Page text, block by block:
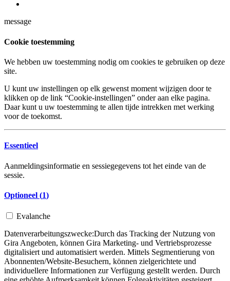
message
Cookie toestemming
We hebben uw toestemming nodig om cookies te gebruiken op deze
site.
U kunt uw instellingen op elk gewenst moment wijzigen door te
klikken op de link “Cookie-instellingen” onder aan elke pagina.
Daar kunt u uw toestemming te allen tijde intrekken met werking
voor de toekomst.
Essentieel
Aanmeldingsinformatie en sessiegegevens tot het einde van de
sessie.
Optioneel (1)
Evalanche
Datenverarbeitungszwecke:Durch das Tracking der Nutzung von
Gira Angeboten, können Gira Marketing- und Vertriebsprozesse
digitalisiert und automatisiert werden. Mittels Segmentierung von
Abonnenten/Website-Besuchern, können zielgerichtete und
individuellere Informationen zur Verfügung gestellt werden. Durch